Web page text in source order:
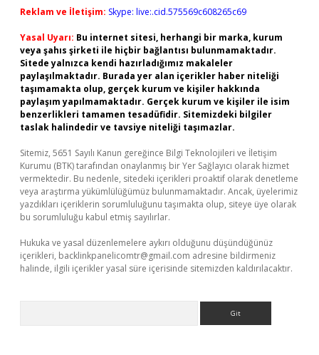
Reklam ve İletişim: Skype: live:.cid.575569c608265c69
Yasal Uyarı: Bu internet sitesi, herhangi bir marka, kurum
veya şahıs şirketi ile hiçbir bağlantısı bulunmamaktadır.
Sitede yalnızca kendi hazırladığımız makaleler
paylaşılmaktadır. Burada yer alan içerikler haber niteliği
taşımamakta olup, gerçek kurum ve kişiler hakkında
paylaşım yapılmamaktadır. Gerçek kurum ve kişiler ile isim
benzerlikleri tamamen tesadüfidir. Sitemizdeki bilgiler
taslak halindedir ve tavsiye niteliği taşımazlar.
Sitemiz, 5651 Sayılı Kanun gereğince Bilgi Teknolojileri ve İletişim
Kurumu (BTK) tarafından onaylanmış bir Yer Sağlayıcı olarak hizmet
vermektedir. Bu nedenle, sitedeki içerikleri proaktif olarak denetleme
veya araştırma yükümlülüğümüz bulunmamaktadır. Ancak, üyelerimiz
yazdıkları içeriklerin sorumluluğunu taşımakta olup, siteye üye olarak
bu sorumluluğu kabul etmiş sayılırlar.
Hukuka ve yasal düzenlemelere aykırı olduğunu düşündüğünüz
içerikleri, backlinkpanelicomtr@gmail.com adresine bildirmeniz
halinde, ilgili içerikler yasal süre içerisinde sitemizden kaldırılacaktır.